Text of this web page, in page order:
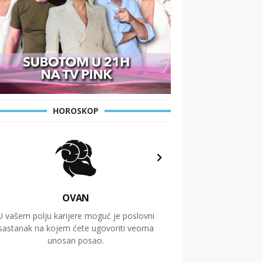
HOROSKOP
OVAN
vašem polju karijere moguć je poslovni
na kojem ćete ugovoriti veoma
unosan posao.